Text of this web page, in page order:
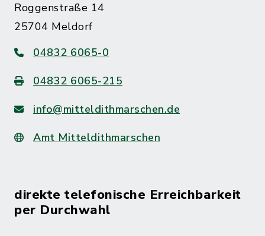
Roggenstraße 14
25704 Meldorf
04832 6065-0
04832 6065-215
info@mitteldithmarschen.de
Amt Mitteldithmarschen
direkte telefonische Erreichbarkeit
per Durchwahl